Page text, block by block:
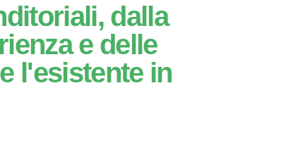
dalla
e delle
l'esistente in